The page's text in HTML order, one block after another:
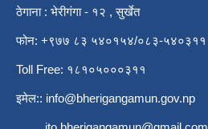
ठेगाना : भेरीगंगा - १२ , सुर्खेत
फोन: +९७७ ८३ ५४०१५४/०८३-५४०३११
Toll Free: १८१०५०००३११
इमेल:: info@bherigangamun.gov.np